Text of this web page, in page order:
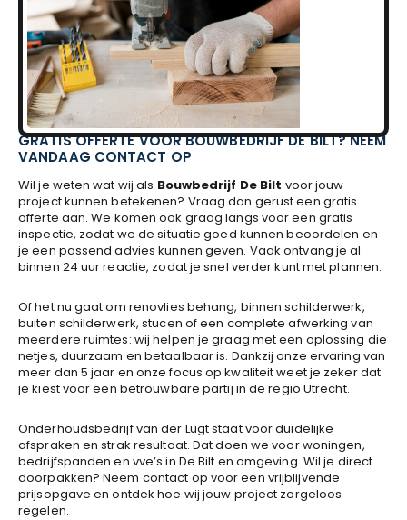
GRATIS OFFERTE VOOR BOUWBEDRIJF DE BILT? NEEM
VANDAAG CONTACT OP
Wil je weten wat wij als Bouwbedrijf De Bilt voor jouw
project kunnen betekenen? Vraag dan gerust een gratis
offerte aan. We komen ook graag langs voor een gratis
inspectie, zodat we de situatie goed kunnen beoordelen en
je een passend advies kunnen geven. Vaak ontvang je al
binnen 24 uur reactie, zodat je snel verder kunt met plannen.
Of het nu gaat om renovlies behang, binnen schilderwerk,
buiten schilderwerk, stucen of een complete afwerking van
meerdere ruimtes: wij helpen je graag met een oplossing die
netjes, duurzaam en betaalbaar is. Dankzij onze ervaring van
meer dan 5 jaar en onze focus op kwaliteit weet je zeker dat
je kiest voor een betrouwbare partij in de regio Utrecht.
Onderhoudsbedrijf van der Lugt staat voor duidelijke
afspraken en strak resultaat. Dat doen we voor woningen,
bedrijfspanden en vve’s in De Bilt en omgeving. Wil je direct
doorpakken? Neem contact op voor een vrijblijvende
prijsopgave en ontdek hoe wij jouw project zorgeloos
regelen.